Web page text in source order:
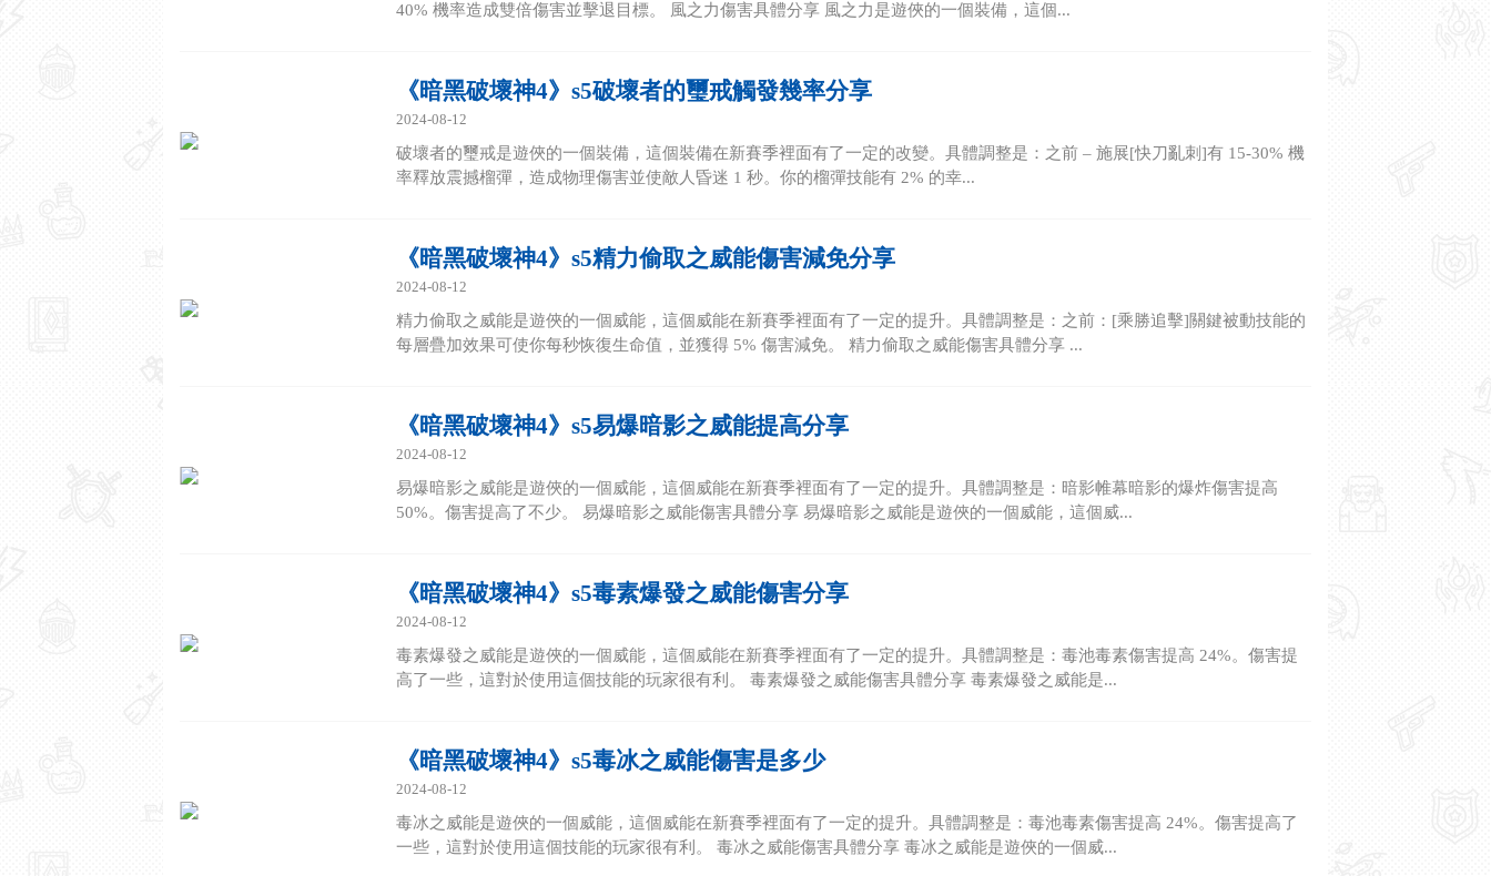
40% 機率造成雙倍傷害並擊退目標。 風之力傷害具體分享 風之力是遊俠的一個裝備，這個...
《暗黑破壞神4》s5破壞者的璽戒觸發幾率分享
2024-08-12
破壞者的璽戒是遊俠的一個裝備，這個裝備在新賽季裡面有了一定的改變。具體調整是：之前 – 施展[快刀亂刺]有 15-30% 機
率釋放震撼榴彈，造成物理傷害並使敵人昏迷 1 秒。你的榴彈技能有 2% 的幸...
《暗黑破壞神4》s5精力偷取之威能傷害減免分享
2024-08-12
精力偷取之威能是遊俠的一個威能，這個威能在新賽季裡面有了一定的提升。具體調整是：之前：[乘勝追擊]關鍵被動技能的
每層疊加效果可使你每秒恢復生命值，並獲得 5% 傷害減免。 精力偷取之威能傷害具體分享 ...
《暗黑破壞神4》s5易爆暗影之威能提高分享
2024-08-12
易爆暗影之威能是遊俠的一個威能，這個威能在新賽季裡面有了一定的提升。具體調整是：暗影帷幕暗影的爆炸傷害提高
50%。傷害提高了不少。 易爆暗影之威能傷害具體分享 易爆暗影之威能是遊俠的一個威能，這個威...
《暗黑破壞神4》s5毒素爆發之威能傷害分享
2024-08-12
毒素爆發之威能是遊俠的一個威能，這個威能在新賽季裡面有了一定的提升。具體調整是：毒池毒素傷害提高 24%。傷害提
高了一些，這對於使用這個技能的玩家很有利。 毒素爆發之威能傷害具體分享 毒素爆發之威能是...
《暗黑破壞神4》s5毒冰之威能傷害是多少
2024-08-12
毒冰之威能是遊俠的一個威能，這個威能在新賽季裡面有了一定的提升。具體調整是：毒池毒素傷害提高 24%。傷害提高了
一些，這對於使用這個技能的玩家很有利。 毒冰之威能傷害具體分享 毒冰之威能是遊俠的一個威...